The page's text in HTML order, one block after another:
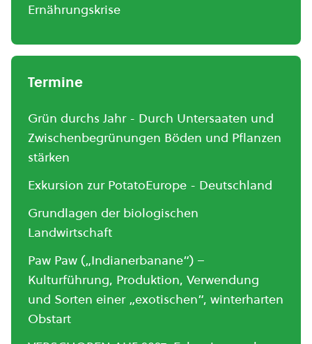
Ernährungskrise
Termine
Grün durchs Jahr - Durch Untersaaten und
Zwischenbegrünungen Böden und Pflanzen
stärken
Exkursion zur PotatoEurope - Deutschland
Grundlagen der biologischen
Landwirtschaft
Paw Paw („Indianerbanane“) –
Kulturführung, Produktion, Verwendung
und Sorten einer „exotischen“, winterharten
Obstart